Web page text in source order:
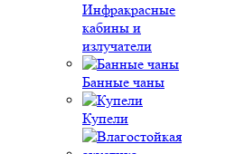
Инфракрасные
кабины и
излучатели
Банные чаны
Купели